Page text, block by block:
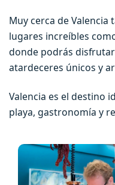
Muy cerca de
lugares increíbles
donde podrás
atardeceres únicos y
Valencia es el destino
playa, gastronomía y